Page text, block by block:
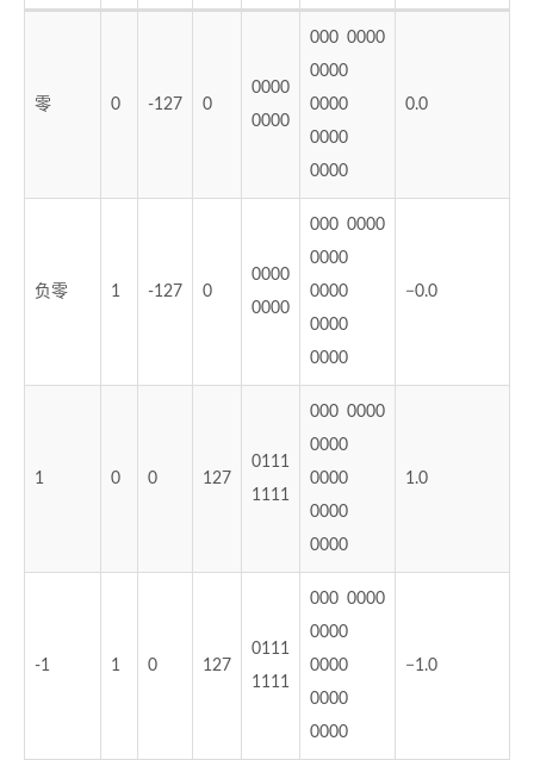
零 0 -127 0
0000
0000
000 0000
0000
0000
0000
0000
0.0
负零 1 -127 0
0000
0000
000 0000
0000
0000
0000
0000
−0.0
1 0 0 127
0111
1111
000 0000
0000
0000
0000
0000
1.0
-1 1 0 127
0111
1111
000 0000
0000
0000
0000
0000
−1.0